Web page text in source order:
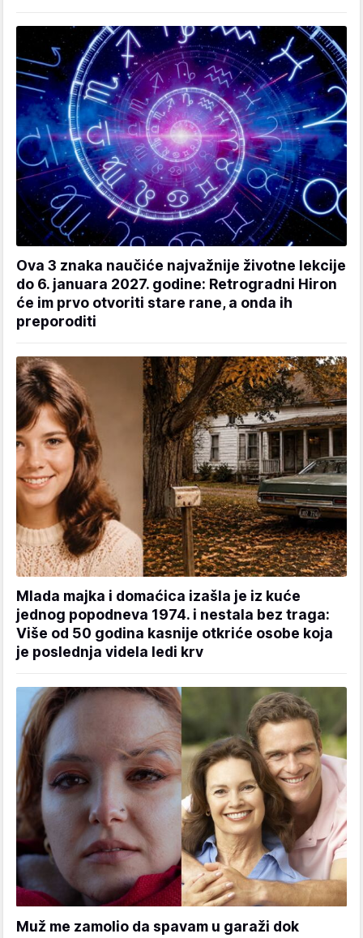
Ova 3 znaka naučiće najvažnije životne lekcije
do 6. januara 2027. godine: Retrogradni Hiron
će im prvo otvoriti stare rane, a onda ih
preporoditi
Mlada majka i domaćica izašla je iz kuće
jednog popodneva 1974. i nestala bez traga:
Više od 50 godina kasnije otkriće osobe koja
je poslednja videla ledi krv
Muž me zamolio da spavam u garaži dok